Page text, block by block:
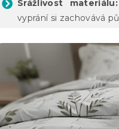
Srážlivost materiálu:
vyprání si zachovává